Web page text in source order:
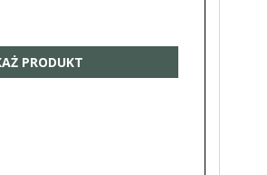
PRODUKT